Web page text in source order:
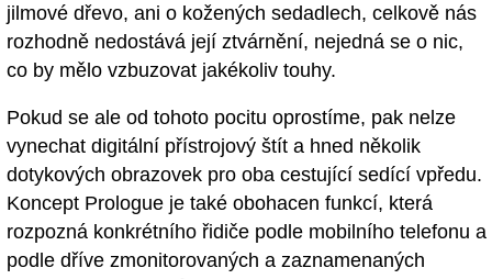
jilmové dřevo, ani o kožených sedadlech, celkově nás
rozhodně nedostává její ztvárnění, nejedná se o nic,
co by mělo vzbuzovat jakékoliv touhy.
Pokud se ale od tohoto pocitu oprostíme, pak nelze
vynechat digitální přístrojový štít a hned několik
dotykových obrazovek pro oba cestující sedící vpředu.
Koncept Prologue je také obohacen funkcí, která
rozpozná konkrétního řidiče podle mobilního telefonu a
podle dříve zmonitorovaných a zaznamenaných